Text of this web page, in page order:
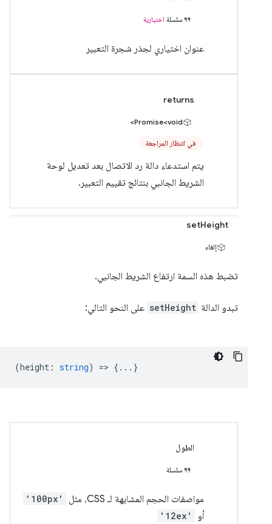
سلسلة اختيارية
عنوان اختياري لجذر شجرة التعبير
returns
Promise<void>
في انتظار المراجعة
يتم استدعاء دالة رد الاتصال بعد تعديل لوحة
الشريط الجانبي بنتائج تقييم التعبير.
setHeight
إلغاء
تضبط هذه السمة ارتفاع الشريط الجانبي.
تبدو الدالة setHeight على النحو التالي:
(height : string) => {...}
الطول
سلسلة
مواصفات الحجم المشابهة لـ CSS، مثل '100px'
أو '12ex'